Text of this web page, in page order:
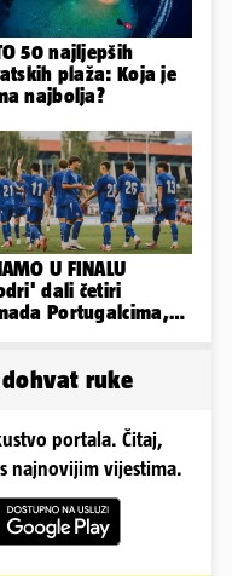
50 najljepših
plaža: Koja je
najbolja?
U FINALU
dali četiri
Portugalcima,
ruke
portala. Čitaj,
najnovijim vijestima.